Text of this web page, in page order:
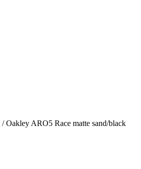
/ Oakley ARO5 Race matte sand/black